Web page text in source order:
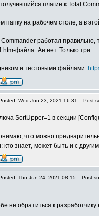
плагин к Total
папку на рабочем столе, а в
работал правильно,
htm-файла. Ан нет. Только три.
и тестовыми файлами:
Wed Jun 23, 2021 16:31 Post
SortUpper=1 в секции
что можно
кто знает, может быть и с
Thu Jun 24, 2021 08:15 Post
не обратиться к